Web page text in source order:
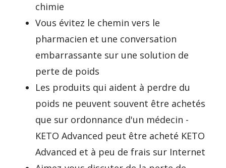
chimie
Vous évitez le chemin vers le
pharmacien et une conversation
embarrassante sur une solution de
perte de poids
Les produits qui aident à perdre du
poids ne peuvent souvent être achetés
que sur ordonnance d'un médecin -
KETO Advanced peut être acheté KETO
Advanced et à peu de frais sur Internet